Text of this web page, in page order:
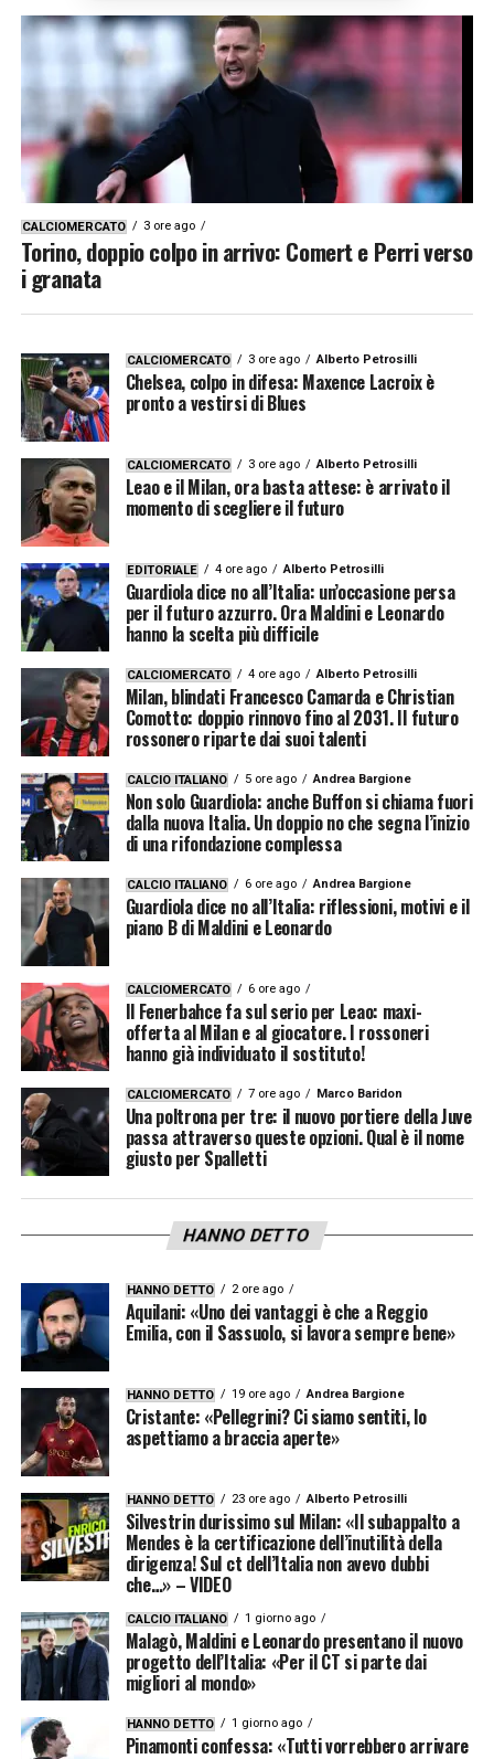
CALCIOMERCATO 3 ore ago
Torino, doppio colpo in arrivo: Comert e Perri verso
i granata
CALCIOMERCATO 3 ore ago Alberto Petrosilli
Chelsea, colpo in difesa: Maxence Lacroix è
pronto a vestirsi di Blues
CALCIOMERCATO 3 ore ago Alberto Petrosilli
Leao e il Milan, ora basta attese: è arrivato il
momento di scegliere il futuro
EDITORIALE 4 ore ago Alberto Petrosilli
Guardiola dice no all’Italia: un’occasione persa
per il futuro azzurro. Ora Maldini e Leonardo
hanno la scelta più difficile
CALCIOMERCATO 4 ore ago Alberto Petrosilli
Milan, blindati Francesco Camarda e Christian
Comotto: doppio rinnovo fino al 2031. Il futuro
rossonero riparte dai suoi talenti
CALCIO ITALIANO 5 ore ago Andrea Bargione
Non solo Guardiola: anche Buffon si chiama fuori
dalla nuova Italia. Un doppio no che segna l’inizio
di una rifondazione complessa
CALCIO ITALIANO 6 ore ago Andrea Bargione
Guardiola dice no all’Italia: riflessioni, motivi e il
piano B di Maldini e Leonardo
CALCIOMERCATO 6 ore ago
Il Fenerbahce fa sul serio per Leao: maxi-
offerta al Milan e al giocatore. I rossoneri
hanno già individuato il sostituto!
CALCIOMERCATO 7 ore ago Marco Baridon
Una poltrona per tre: il nuovo portiere della Juve
passa attraverso queste opzioni. Qual è il nome
giusto per Spalletti
HANNO DETTO
HANNO DETTO 2 ore ago
Aquilani: «Uno dei vantaggi è che a Reggio
Emilia, con il Sassuolo, si lavora sempre bene»
HANNO DETTO 19 ore ago Andrea Bargione
Cristante: «Pellegrini? Ci siamo sentiti, lo
aspettiamo a braccia aperte»
HANNO DETTO 23 ore ago Alberto Petrosilli
Silvestrin durissimo sul Milan: «Il subappalto a
Mendes è la certificazione dell’inutilità della
dirigenza! Sul ct dell’Italia non avevo dubbi
che…» – VIDEO
CALCIO ITALIANO 1 giorno ago
Malagò, Maldini e Leonardo presentano il nuovo
progetto dell’Italia: «Per il CT si parte dai
migliori al mondo»
HANNO DETTO 1 giorno ago
Pinamonti confessa: «Tutti vorrebbero arrivare